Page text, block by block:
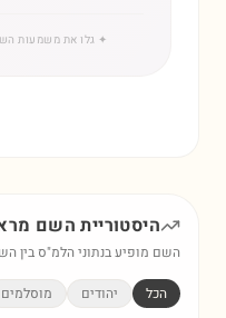
✦ גלו את משמעות
היסטוריית השם
השם מופיע בנתוני הלמ"ס בין
הכל יהודים מוסלמים